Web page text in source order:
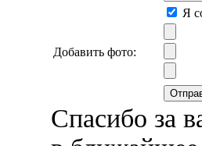
Я
Добавить фото:
Спасибо за